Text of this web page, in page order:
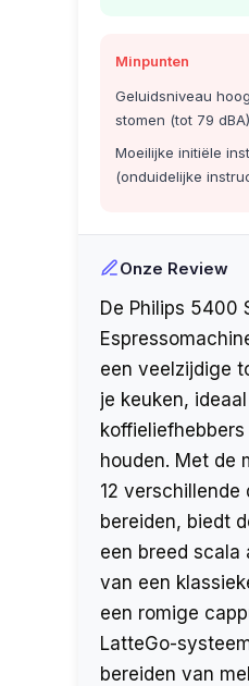
Minpunten
Geluidsniveau
stomen (tot 79 dBA)
Moeilijke initiële
(onduidelijke
Onze Review
De Philips 5400
een veelzijdige
je keuken,
houden. Met de
12 verschillende
bereiden, biedt
een breed scala
van een
een romige
LatteGo-
bereiden van